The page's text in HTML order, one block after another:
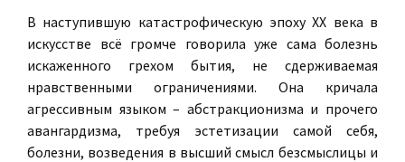
В наступившую катастрофическую эпоху ХХ века в
искусстве всё громче говорила уже сама болезнь
искаженного грехом бытия, не сдерживаемая
нравственными ограничениями. Она кричала
агрессивным языком – абстракционизма и прочего
авангардизма, требуя эстетизации самой себя,
болезни, возведения в высший смысл безсмыслицы и